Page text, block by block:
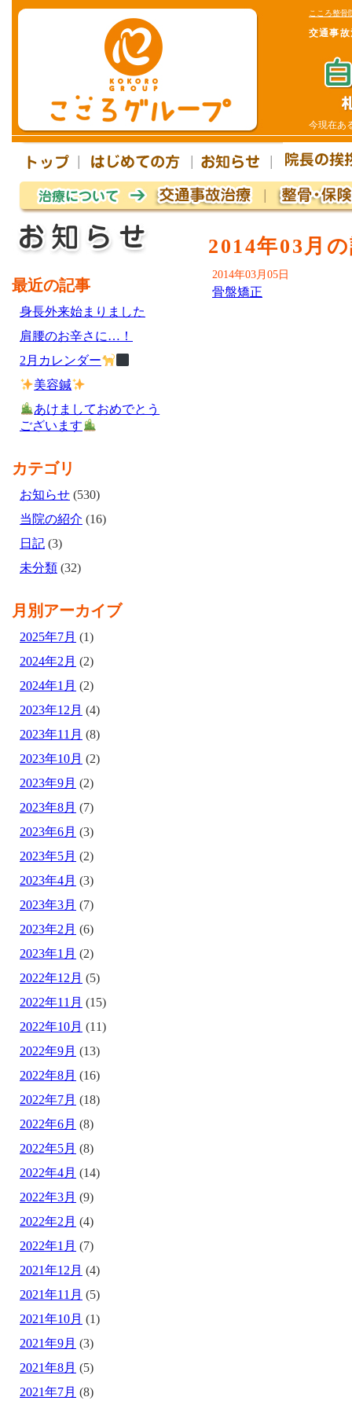
こころ整骨
交通事
今現在あ
2014年03月
2014年03月05日
骨盤矯正
最近の記事
身長外来始まりました
肩腰のお辛さに…！
2月カレンダー
美容鍼
あけましておめでとう
ございます
カテゴリ
お知らせ (530)
当院の紹介 (16)
日記 (3)
未分類 (32)
月別アーカイブ
2025年7月 (1)
2024年2月 (2)
2024年1月 (2)
2023年12月 (4)
2023年11月 (8)
2023年10月 (2)
2023年9月 (2)
2023年8月 (7)
2023年6月 (3)
2023年5月 (2)
2023年4月 (3)
2023年3月 (7)
2023年2月 (6)
2023年1月 (2)
2022年12月 (5)
2022年11月 (15)
2022年10月 (11)
2022年9月 (13)
2022年8月 (16)
2022年7月 (18)
2022年6月 (8)
2022年5月 (8)
2022年4月 (14)
2022年3月 (9)
2022年2月 (4)
2022年1月 (7)
2021年12月 (4)
2021年11月 (5)
2021年10月 (1)
2021年9月 (3)
2021年8月 (5)
2021年7月 (8)